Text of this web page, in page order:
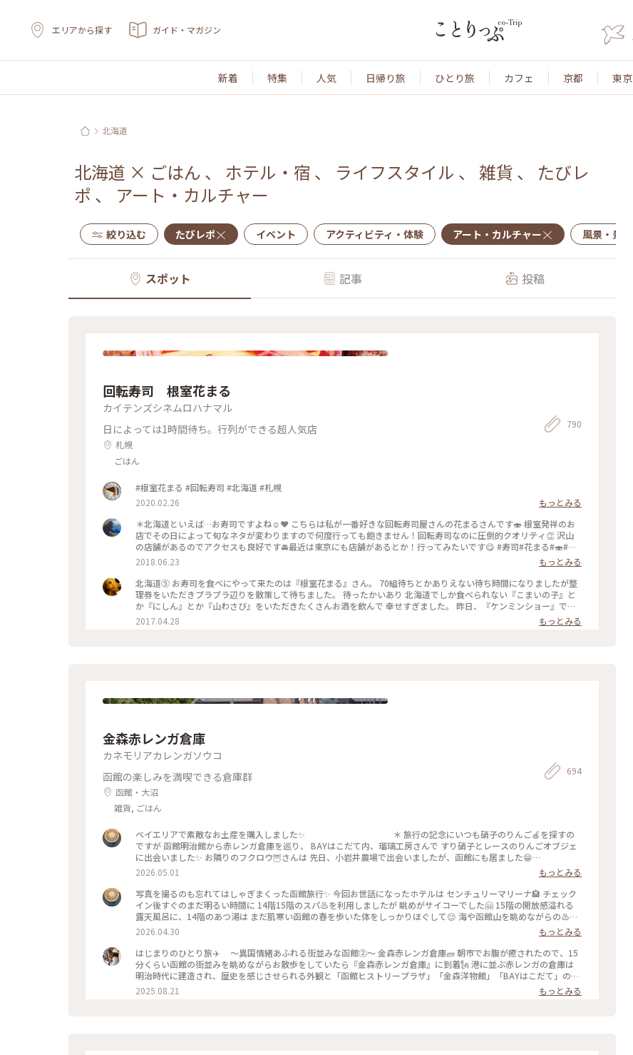
エリアから探す ガイド・マガジン
新着 特集 人気 日帰り旅 ひとり旅 カフェ 京都 東京
北海道
北海道 × ごはん 、 ホテル・宿 、 ライフスタイル 、 雑貨 、 たびレ
ポ 、 アート・カルチャー
絞り込む たびレポ イベント アクティビティ・体験 アート・カルチャー 風景・景色
スポット 記事 投稿
回転寿司 根室花まる
カイテンズシネムロハナマル
日によっては1時間待ち。行列ができる超人気店
札幌
ごはん
790
#根室花まる #回転寿司 #北海道 #札幌
2020.02.26
もっとみる
＊北海道といえば…お寿司ですよね☺️❤️ こちらは私が一番好きな回転寿司屋さんの花まるさんです🍣 根室発祥のお
店でその日によって旬なネタが変わりますので何度行っても飽きません！回転寿司なのに圧倒的クオリティ👏 沢山
の店舗があるのでアクセスも良好です🚘最近は東京にも店舗があるとか！行ってみたいです😋 #寿司#花まる#🍣#北
海道#札幌
2018.06.23
もっとみる
北海道⑤ お寿司を食べにやって来たのは『根室花まる』さん。 70組待ちとかありえない待ち時間になりましたが整
理券をいただきプラプラ辺りを散策して待ちました。 待ったかいあり 北海道でしか食べられない『こまいの子』と
か『にしん』とか『山わさび』をいただきたくさんお酒を飲んで 幸せすぎました。 昨日、『ケンミンショー』で紹
介されていたからますます混むと思いますが 待っても食べた方がいいと思えるお寿司でした。 #札幌#根室花まる#
お寿司
2017.04.28 もっとみる
金森赤レンガ倉庫
カネモリアカレンガソウコ
函館の楽しみを満喫できる倉庫群
函館・大沼
雑貨, ごはん
694
ベイエリアで素敵なお土産を購入しました✨ ＊ 旅行の記念にいつも硝子のりんご🍎を探すの
ですが 函館明治館から赤レンガ倉庫を巡り、 BAYはこだて内、瑠璃工房さんで すり硝子とレースのりんごオブジェ
に出会いました✨ お隣りのフクロウ🦉さんは 先日、小岩井農場で出会いましたが、函館にも居ました😁
＊ そして、赤レンガ倉庫柄のポーチも🎵 初日に気になって見てたのですが購入には至らず…
次の日になり、やっぱり欲しい✨と 再びベイエリアへ🤪 買わなかったらきっと後悔してた💦 そのくらいお気に入り
になりました✨ ＊ 写真たてに入れてあるのは センチュリーマリーナのお土産屋さんで購入した
ポストカードです。 お部屋の一角が函館になりました✨ ＊ #ちいさな列車旅
2026.05.01
もっとみる
写真を撮るのも忘れてはしゃぎまくった函館旅行✨ 今回お世話になったホテルは センチュリーマリーナ🏨 チェック
イン後すぐのまだ明るい時間に 14階15階のスパ♨️を利用しましたが 眺めがサイコーでした🤗 15階の開放感溢れる
露天風呂に、14階のあつ湯は まだ肌寒い函館の春を歩いた体をしっかりほぐして😌 海や函館山を眺めながらの♨️至
福✨ 夜は館内のジンギスカン料理のお店を利用しました。 個室で楽しめるのでお酒🍻も進みます⤴︎⤴︎ チェックイン
前に金森赤レンガ倉庫のビアホールで すでに2杯飲んでいましたが🤣 そして、噂に名高いセンチュリーマリーナの朝
食✨ 端から端まで見れないほどのものすごい種類の多さ！ 朝から海鮮丼の贅沢バイキングに感服です🙏 テーブルに
海鮮丼酢飯用のお酢が常備されてるのも嬉しい🥹 なのにセンチュリーマリーナの写真が無いのです😂 説得力に欠け
ますが、本当にオススメのホテルです❗️ ＊ そして、函館と言えば‼️の 函館山からの100万ド
ルの夜景🌃✨ これがなんと…食事の予約を19時にしてたので 日が暮れる前に函館山を下山という悲しい結果に😭 食
事の後また行こうか？とも考えたのですが… お酒がすすみ過ぎて外出出来ませんでした🤪
2026.04.30
もっとみる
はじまりのひとり旅✈️ 〜異国情緒あふれる街並みな函館②〜 金森赤レンガ倉庫🧱 朝市でお腹が癒されたので、15
分くらい函館の街並みを眺めながらお散歩をしていたら『金森赤レンガ倉庫』に到着🗽 港に並ぶ赤レンガの倉庫は
明治時代に建造され、歴史を感じさせられる外観と「函館ヒストリープラザ」「金森洋物館」「BAYはこだて」の３
つのエリアにそれぞれの異なる魅力が詰まっており、お天気に恵まれなくても楽しめる施設でした☺️ ＊函館煉瓦工
場 ◦赤瓦コースター ◦アロマグッズ ◦ハンドメイドアクセサリー ◦ガラス製品 etc... アロマの香りがす
2025.08.21 もっとみる